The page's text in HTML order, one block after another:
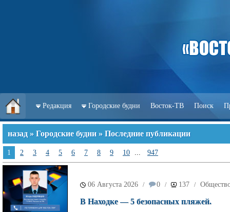
Редакция Городские будни Восток-ТВ Поиск
назад » Городские будни » Последние публикации
1 2 3 4 5 6 7 8 9 10 ... 947
06 Августа 2026 / 0 / 137 /
В Находке — 5 безопасных пляжей.